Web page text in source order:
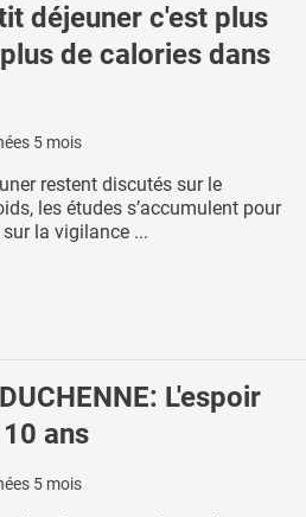
déjeuner c'est plus
de calories dans
5 mois
restent discutés sur le
les études s’accumulent pour
la vigilance ...
L'espoir
ans
5 mois